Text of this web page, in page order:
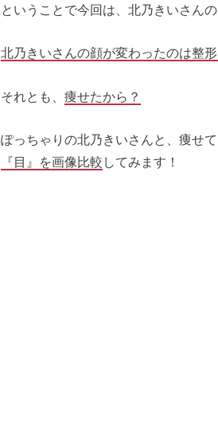
ということで今回は、北乃きいさん
北乃きいさんの顔が変わったのは整
それとも、 痩せたから？
ぽっちゃりの北乃きいさんと、痩せ
『目』を画像比較 してみます！